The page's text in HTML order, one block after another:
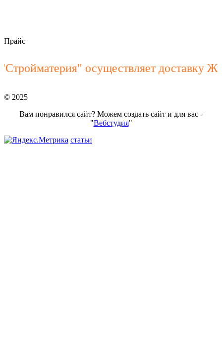
Прайс
осуществляет доставку
© 2025
Вам понравился сайт? Можем создать сайт и для вас -
"Вебстудия"
статьи